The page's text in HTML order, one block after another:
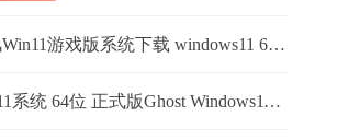
雨林木风Win11游戏版系统下载 windows11 64位游戏专用版本V2021
微软Win11系统 64位 正式版Ghost Windows11镜像 2022.05